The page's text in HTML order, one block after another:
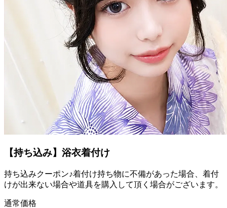
【持ち込み】浴衣着付け
持ち込みクーポン♪着付け持ち物に不備があった場合、着付
けが出来ない場合や道具を購入して頂く場合がございます。
通常価格